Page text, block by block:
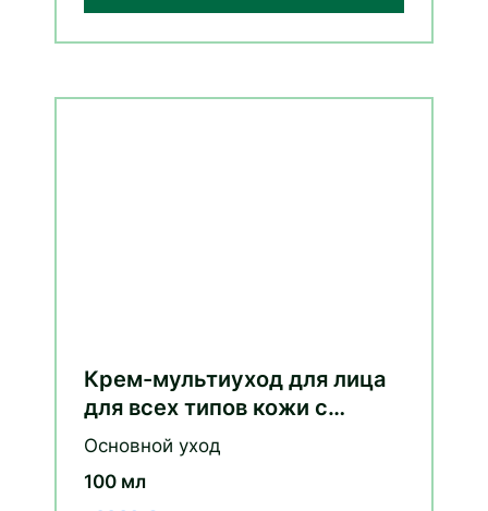
Крем-мультиуход для лица
для всех типов кожи с
экстрактом розы и
витаминами С и E
Основной уход
100 мл